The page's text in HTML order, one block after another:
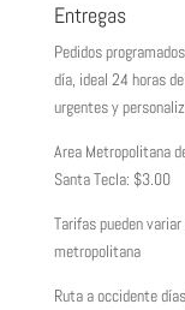
Entregas
Pedidos
día, ideal 24 horas
urgentes y
Area Metropolitana
Santa Tecla: $3.00
Tarifas pueden
metropolitana
Ruta a occidente